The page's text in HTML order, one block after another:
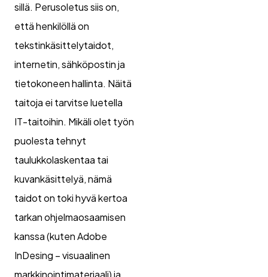
sillä. Perusoletus siis on,
että henkilöllä on
tekstinkäsittelytaidot,
internetin, sähköpostin ja
tietokoneen hallinta. Näitä
taitoja ei tarvitse luetella
IT-taitoihin. Mikäli olet työn
puolesta tehnyt
taulukkolaskentaa tai
kuvankäsittelyä, nämä
taidot on toki hyvä kertoa
tarkan ohjelmaosaamisen
kanssa (kuten Adobe
InDesing – visuaalinen
markkinointimateriaali) ja